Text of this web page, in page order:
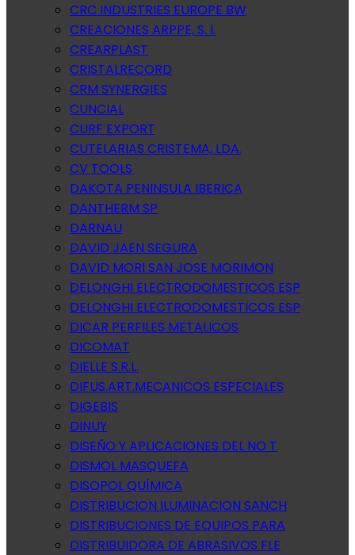
CRC INDUSTRIES EUROPE BW
CREACIONES ARPPE, S. l.
CREARPLAST
CRISTALRECORD
CRM SYNERGIES
CUNCIAL
CURF EXPORT
CUTELARIAS CRISTEMA, LDA.
CV TOOLS
DAKOTA PENINSULA IBERICA
DANTHERM SP
DARNAU
DAVID JAEN SEGURA
DAVID MORI SAN JOSE MORIMON
DELONGHI ELECTRODOMESTICOS ESP
DELONGHI ELECTRODOMESTICOS ESP
DICAR PERFILES METALICOS
DICOMAT
DIELLE S.R.L.
DIFUS.ART.MECANICOS ESPECIALES
DIGEBIS
DINUY
DISEÑO Y APLICACIONES DEL NO T
DISMOL MASQUEFA
DISOPOL QUÍMICA
DISTRIBUCION ILUMINACION SANCH
DISTRIBUCIONES DE EQUIPOS PARA
DISTRIBUIDORA DE ABRASIVOS FLE